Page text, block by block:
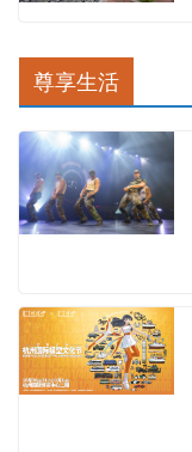
尊享生活